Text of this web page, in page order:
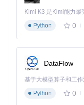
Python
0
DataFlow
基于大模型算子和工
Python
0